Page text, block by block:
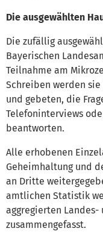
Die ausgewählten
Die zufällig
Bayerischen
Teilnahme am
Schreiben werden
und gebeten, die
Telefoninterviews
beantworten.
Alle erhobenen
Geheimhaltung und
an Dritte
amtlichen Statistik
aggregierten Landes-
zusammengefasst.